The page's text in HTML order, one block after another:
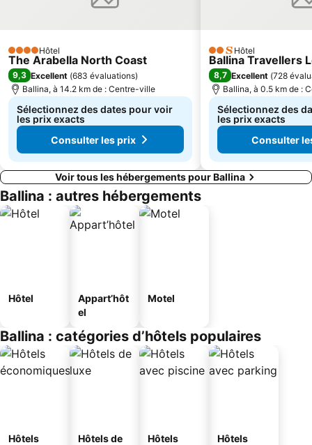
4 ÉtoilesHôtel
The Arabella North Coast
9,3 Excellent (683 évaluations)
Ballina, à 14.2 km de : Centre-ville
Sélectionnez des dates pour voir
les prix exacts
Consulter les prix
2 ÉtoilesHôtel
Ballina Travellers
8,7 Excellent (728
Ballina, à 0.5 km de :
Sélectionnez des
les prix exacts
Consulter
Voir tous les hébergements pour Ballina
Ballina : autres hébergements
Hôtel
Appart’hôt
el
Motel
Ballina : catégories d’hôtels populaires
Hôtels
Hôtels de
Hôtels
Hôtels